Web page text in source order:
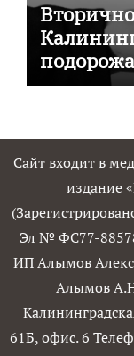
Сайт входит в
Эл № ФС77-
ИП Алымов
Алымов
61Б, офис. 6